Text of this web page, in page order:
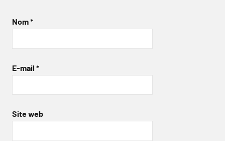
Nom*
E-mail *
Site web